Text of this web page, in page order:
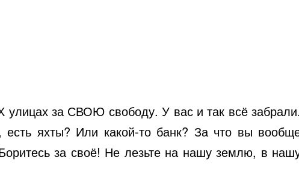
улицах за СВОЮ свободу. У вас и так всё
яхты? Или какой-то банк? За что вы
за своё! Не лезьте на нашу землю, в